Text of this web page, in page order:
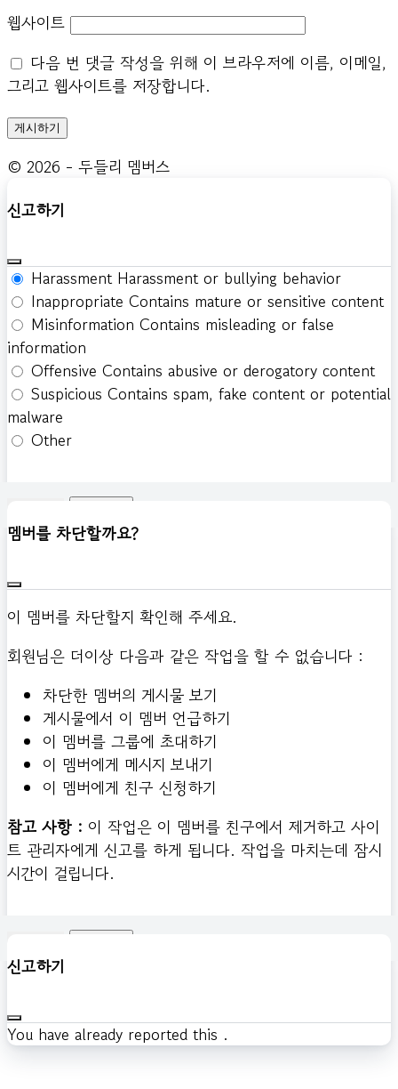
웹사이트
다음 번 댓글 작성을 위해 이 브라우저에 이름, 이메일,
그리고 웹사이트를 저장합니다.
© 2026 - 두들리 멤버스
신고하기
Harassment Harassment or bullying behavior
Inappropriate Contains mature or sensitive content
Misinformation Contains misleading or false
information
Offensive Contains abusive or derogatory content
Suspicious Contains spam, fake content or potential
malware
Other
멤버를 차단할까요?
이 멤버를 차단할지 확인해 주세요.
회원님은 더이상 다음과 같은 작업을 할 수 없습니다 :
차단한 멤버의 게시물 보기
게시물에서 이 멤버 언급하기
이 멤버를 그룹에 초대하기
이 멤버에게 메시지 보내기
이 멤버에게 친구 신청하기
참고 사항 : 이 작업은 이 멤버를 친구에서 제거하고 사이
트 관리자에게 신고를 하게 됩니다. 작업을 마치는데 잠시
시간이 걸립니다.
신고하기
You have already reported this .